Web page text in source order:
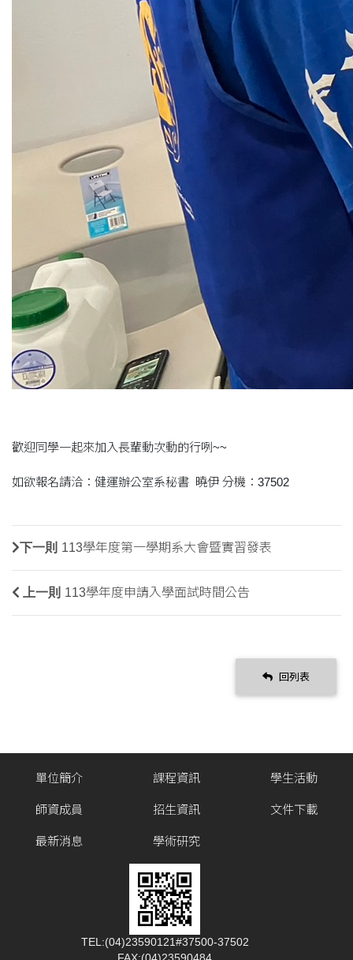
歡迎同學一起來加入長輩動次動的行咧~~
如欲報名請洽：健運辦公室系秘書 曉伊 分機：37502
下一則 113學年度第一學期系大會暨實習發表
上一則 113學年度申請入學面試時間公告
回列表
單位簡介
師資成員
最新消息
課程資訊
招生資訊
學術研究
學生活動
文件下載
TEL:(04)23590121#37500-37502